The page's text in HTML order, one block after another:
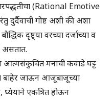
(Rational Emotive
दुर्दैवाची गोष्ट अशी की अशा
दृष्ट्या वरच्या दर्जाच्या व
असतात.
मनाची कवाडे घट्ट
बाहेर जाऊन आजूबाजूच्या
ध्येयाने एकत्रित होऊन